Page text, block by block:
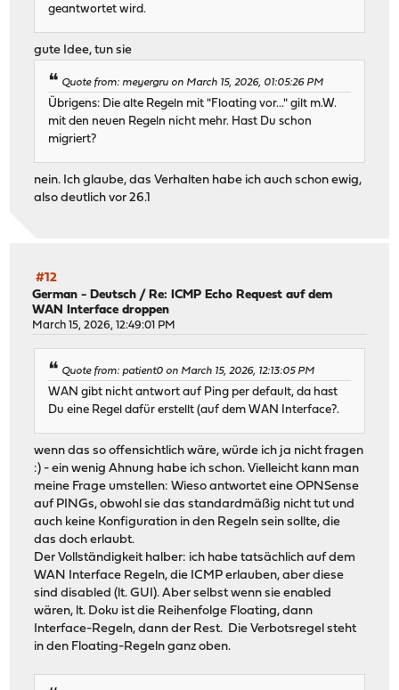
geantwortet wird.
gute Idee, tun sie
Quote from: meyergru on March 15, 2026, 01:05:26 PM
Übrigens: Die alte Regeln mit "Floating vor..." gilt m.W.
mit den neuen Regeln nicht mehr. Hast Du schon
migriert?
nein. Ich glaube, das Verhalten habe ich auch schon ewig,
also deutlich vor 26.1
#12
German - Deutsch /Re: ICMP Echo Request auf dem
WAN Interface droppen
March 15, 2026, 12:49:01 PM
Quote from: patient0 on March 15, 2026, 12:13:05 PM
WAN gibt nicht antwort auf Ping per default, da hast
Du eine Regel dafür erstellt (auf dem WAN Interface?.
wenn das so offensichtlich wäre, würde ich ja nicht fragen
:) - ein wenig Ahnung habe ich schon. Vielleicht kann man
meine Frage umstellen: Wieso antwortet eine OPNSense
auf PINGs, obwohl sie das standardmäßig nicht tut und
auch keine Konfiguration in den Regeln sein sollte, die
das doch erlaubt.
Der Vollständigkeit halber: ich habe tatsächlich auf dem
WAN Interface Regeln, die ICMP erlauben, aber diese
sind disabled (lt. GUI). Aber selbst wenn sie enabled
wären, lt. Doku ist die Reihenfolge Floating, dann
Interface-Regeln, dann der Rest. Die Verbotsregel steht
in den Floating-Regeln ganz oben.